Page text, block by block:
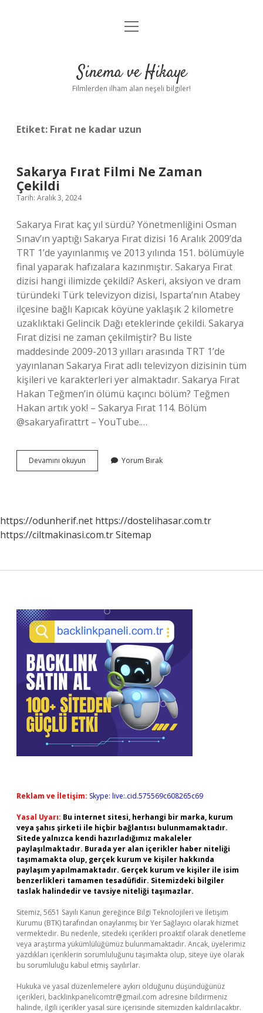
Gizlilik Politikası
Yasal Uyarı
menüyü
Sinema ve Hikaye
Filmlerden ilham alan neşeli bilgiler!
Etiket: Fırat ne kadar uzun
Sakarya Fırat Filmi Ne Zaman
Çekildi
Tarih: Aralık 3, 2024
Sakarya Fırat kaç yıl sürdü? Yönetmenliğini Osman
Sınav’ın yaptığı Sakarya Fırat dizisi 16 Aralık 2009’da
TRT 1’de yayınlanmış ve 2013 yılında 151. bölümüyle
final yaparak hafızalara kazınmıştır. Sakarya Fırat
dizisi hangi ilimizde çekildi? Askeri, aksiyon ve dram
türündeki Türk televizyon dizisi, Isparta’nın Atabey
ilçesine bağlı Kapıcak köyüne yaklaşık 2 kilometre
uzaklıktaki Gelincik Dağı eteklerinde çekildi. Sakarya
Fırat dizisi ne zaman çekilmiştir? Bu liste
maddesinde 2009-2013 yılları arasında TRT 1’de
yayınlanan Sakarya Fırat adlı televizyon dizisinin tüm
kişileri ve karakterleri yer almaktadır. Sakarya Fırat
Hakan Teğmen’in ölümü kaçıncı bölüm? Teğmen
Hakan artık yok! – Sakarya Fırat 114. Bölüm
@sakaryafirattrt – YouTube.…
Devamını okuyun
Fırat
Yorum Bırak
https://odunherif.net https://dostelihasar.com.tr
https://ciltmakinasi.com.trSitemap
Sidebar
Reklam ve İletişim: Skype: live:.cid.575569c608265c69
Yasal Uyarı: Bu internet sitesi, herhangi bir marka, kurum
veya şahıs şirketi ile hiçbir bağlantısı bulunmamaktadır.
Sitede yalnızca kendi hazırladığımız makaleler
paylaşılmaktadır. Burada yer alan içerikler haber niteliği
taşımamakta olup, gerçek kurum ve kişiler hakkında
paylaşım yapılmamaktadır. Gerçek kurum ve kişiler ile isim
benzerlikleri tamamen tesadüfidir. Sitemizdeki bilgiler
taslak halindedir ve tavsiye niteliği taşımazlar.
Sitemiz, 5651 Sayılı Kanun gereğince Bilgi Teknolojileri ve İletişim
Kurumu (BTK) tarafından onaylanmış bir Yer Sağlayıcı olarak hizmet
vermektedir. Bu nedenle, sitedeki içerikleri proaktif olarak denetleme
veya araştırma yükümlülüğümüz bulunmamaktadır. Ancak, üyelerimiz
yazdıkları içeriklerin sorumluluğunu taşımakta olup, siteye üye olarak
bu sorumluluğu kabul etmiş sayılırlar.
Hukuka ve yasal düzenlemelere aykırı olduğunu düşündüğünüz
içerikleri, backlinkpanelicomtr@gmail.com adresine bildirmeniz
halinde, ilgili içerikler yasal süre içerisinde sitemizden kaldırılacaktır.